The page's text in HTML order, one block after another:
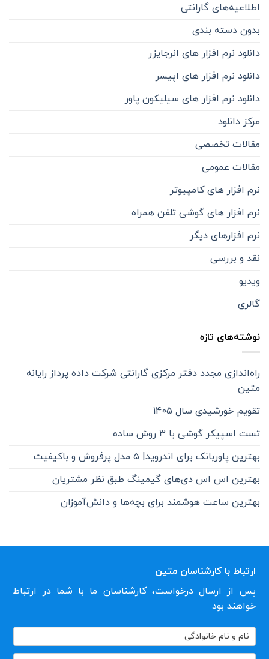
اطلاعیه‌‌های گارانتی
بدون دسته بندی
دانلود نرم افزار های انرجایزر
دانلود نرم افزار های اپیسر
دانلود نرم افزار های سیلیکون پاور
مرکز دانلود
مقالات تخصصی
مقالات عمومی
نرم افزار های کامپیوتر
نرم افزار های گوشی تلفن همراه
نرم افزارهای دیگر
نقد و بررسی
ویدیو
گالری
نوشته‌های تازه
راه‌اندازی مجدد دفتر مرکزی گارانتی شرکت داده پرداز رایانه
متین
تقویم خورشیدی سال 1405
تست اسپیکر گوشی با 3 روش ساده
بهترین پاوربانک برای اندروید| ۵ مدل پرفروش و باکیفیت
بهترین اس اس دی‌های گیمینگ طبق نظر مشتریان
بهترین ساعت هوشمند برای بچه‌ها و دانش‌آموزان
ارتباط با کارشناسان متین
پس از ارسال درخواست، کارشناسان ما با شما در ارتباط
خواهند بود
تماس
با